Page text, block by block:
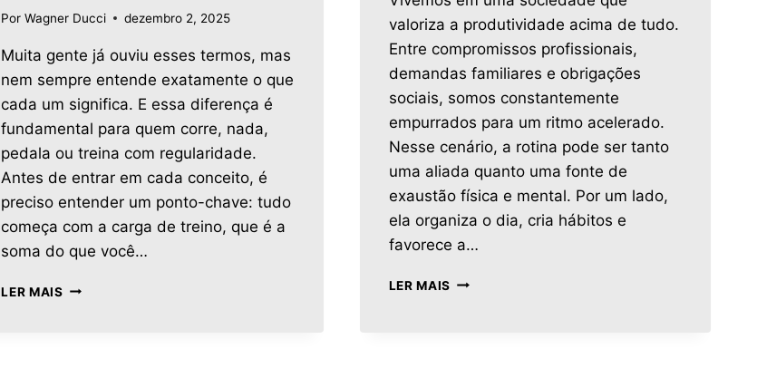
Por Wagner Ducci dezembro 2, 2025
Muita gente já ouviu esses termos, mas
nem sempre entende exatamente o que
cada um significa. E essa diferença é
fundamental para quem corre, nada,
pedala ou treina com regularidade.
Antes de entrar em cada conceito, é
preciso entender um ponto-chave: tudo
começa com a carga de treino, que é a
soma do que você…
LER MAIS
valoriza a produtividade acima de tudo.
Entre compromissos profissionais,
demandas familiares e obrigações
sociais, somos constantemente
empurrados para um ritmo acelerado.
Nesse cenário, a rotina pode ser tanto
uma aliada quanto uma fonte de
exaustão física e mental. Por um lado,
ela organiza o dia, cria hábitos e
favorece a…
LER MAIS